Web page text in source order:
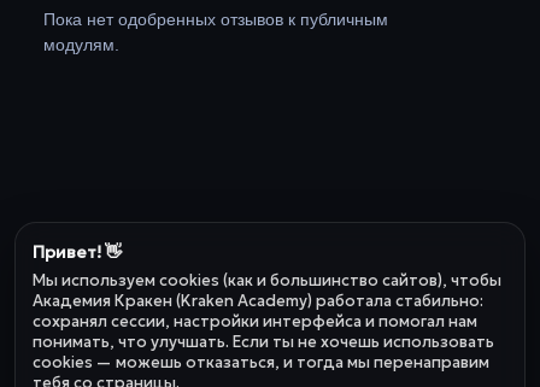
Привет! 👋
Мы используем cookies (как и большинство сайтов), чтобы
Академия Кракен (Kraken Academy) работала стабильно:
сохранял сессии, настройки интерфейса и помогал нам
понимать, что улучшать. Если ты не хочешь использовать
cookies — можешь отказаться, и тогда мы перенаправим
тебя со страницы.
Пока нет одобренных отзывов к публичным
модулям.